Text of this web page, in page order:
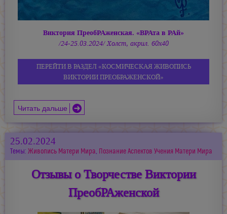
Виктория ПреобРАженская. «ВРАта в РАй»
/24-25.03.2024/ Холст, акрил. 60х40
ПЕРЕЙТИ В РАЗДЕЛ «КОСМИЧЕСКАЯ ЖИВОПИСЬ
ВИКТОРИИ ПРЕОБРАЖЕНСКОЙ»
Читать дальше
25.02.2024
Темы: Живопись Матери Мира, Познание Аспектов Учения Матери Мира
Отзывы о Творчестве Виктории
ПреобРАженской